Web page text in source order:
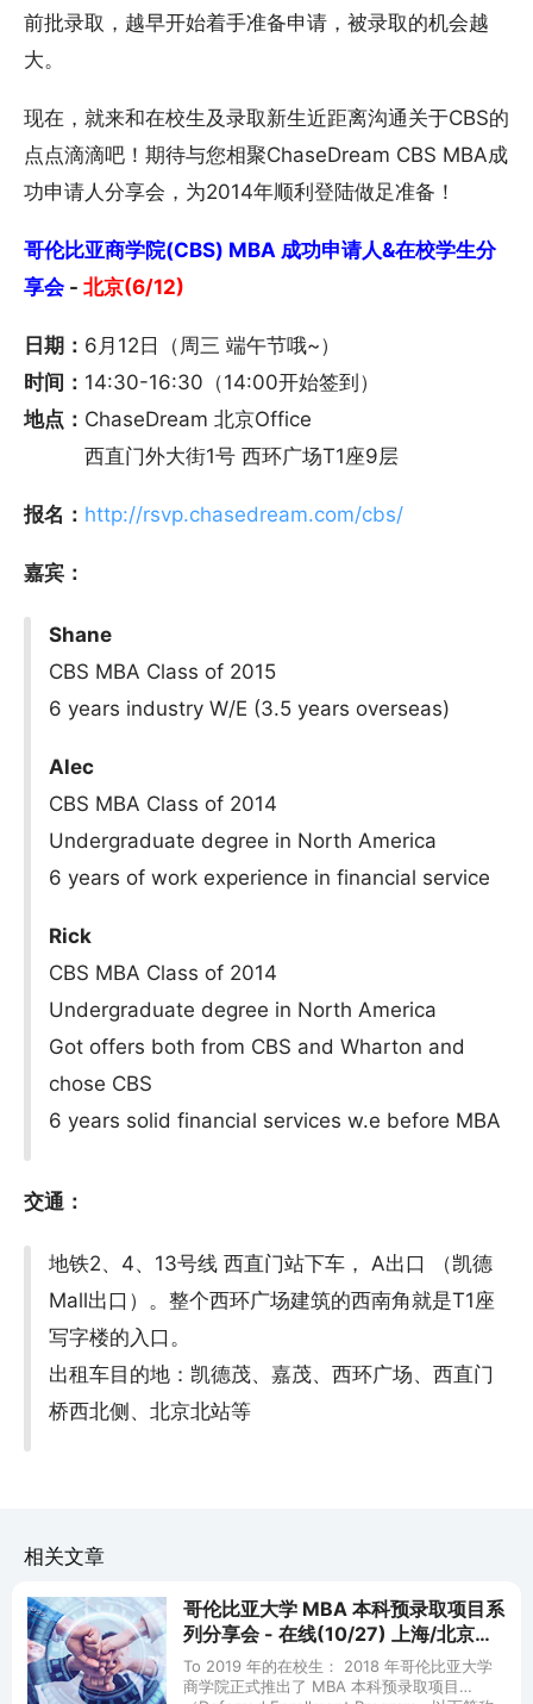
前批录取，越早开始着手准备申请，被录取的机会越
大。
现在，就来和在校生及录取新生近距离沟通关于CBS的
点点滴滴吧！期待与您相聚ChaseDream CBS MBA成
功申请人分享会，为2014年顺利登陆做足准备！
哥伦比亚商学院(CBS) MBA 成功申请人&在校学生分
享会 - 北京(6/12)
日期： 6月12日（周三 端午节哦~）
时间： 14:30-16:30（14:00开始签到）
地点： ChaseDream 北京Office
西直门外大街1号 西环广场T1座9层
报名： http://rsvp.chasedream.com/cbs/
嘉宾：
Shane
CBS MBA Class of 2015
6 years industry W/E (3.5 years overseas)
Alec
CBS MBA Class of 2014
Undergraduate degree in North America
6 years of work experience in financial service
Rick
CBS MBA Class of 2014
Undergraduate degree in North America
Got offers both from CBS and Wharton and
chose CBS
6 years solid financial services w.e before MBA
交通：
地铁2、4、13号线 西直门站下车， A出口 （凯德
Mall出口）。整个西环广场建筑的西南角就是T1座
写字楼的入口。
出租车目的地：凯德茂、嘉茂、西环广场、西直门
桥西北侧、北京北站等
相关文章
哥伦比亚大学 MBA 本科预录取项目系
列分享会 - 在线(10/27) 上海/北京
(11/9-11/10)
To 2019 年的在校生： 2018 年哥伦比亚大学
商学院正式推出了 MBA 本科预录取项目